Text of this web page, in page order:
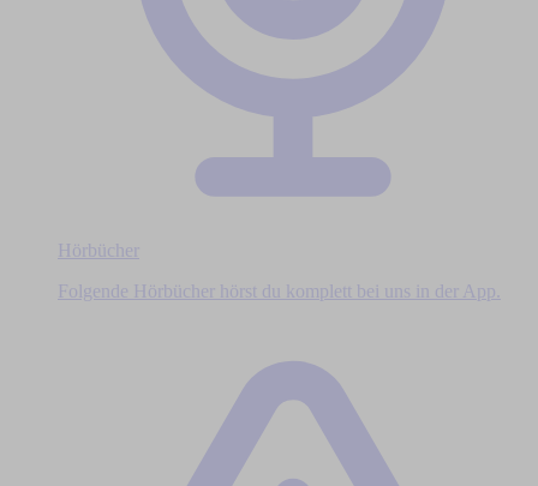
Hörbücher
Folgende Hörbücher hörst du komplett bei uns in der App.